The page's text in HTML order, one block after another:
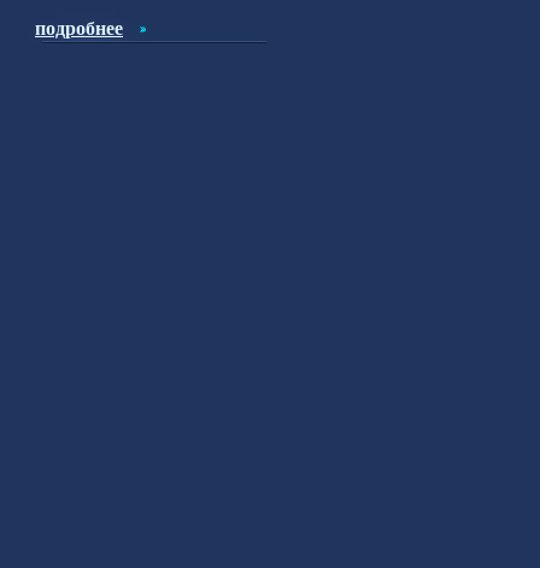
подробнее